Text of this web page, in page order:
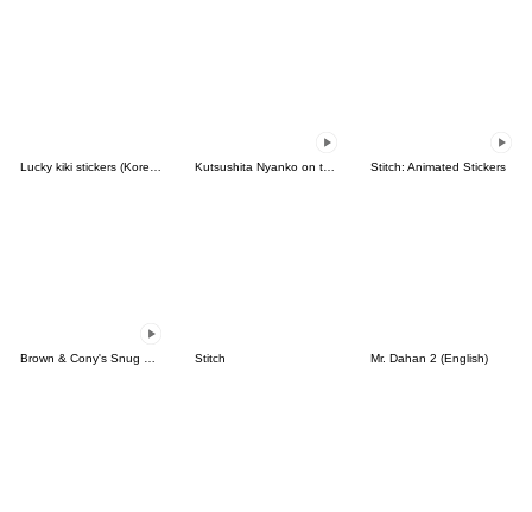
Stitch: Animated Stickers
Stitch Mr. Dahan 2 (English)